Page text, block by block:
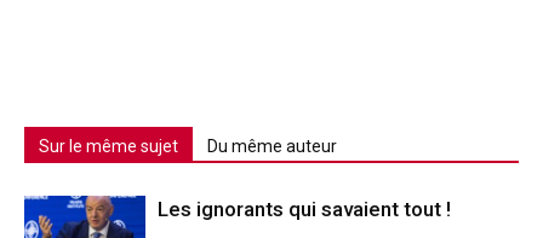
Sur le même sujet Du même auteur
Les ignorants qui savaient tout !